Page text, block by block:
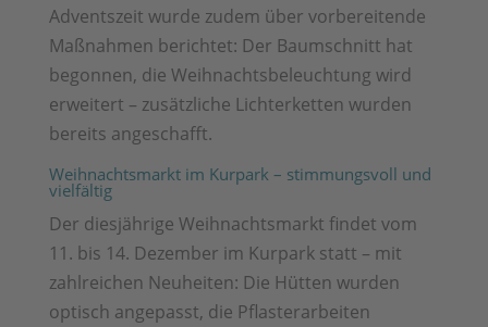
Adventszeit wurde zudem über vorbereitende
Maßnahmen berichtet: Der Baumschnitt hat
begonnen, die Weihnachtsbeleuchtung wird
erweitert – zusätzliche Lichterketten wurden
bereits angeschafft.
Weihnachtsmarkt im Kurpark – stimmungsvoll und
vielfältig
Der diesjährige Weihnachtsmarkt findet vom
11. bis 14. Dezember im Kurpark statt – mit
zahlreichen Neuheiten: Die Hütten wurden
optisch angepasst, die Pflasterarbeiten